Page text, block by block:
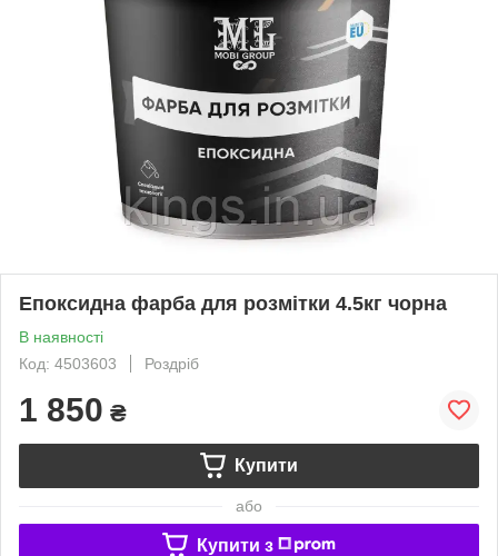
Епоксидна фарба для розмітки 4.5кг чорна
В наявності
Код: 4503603
Роздріб
1 850 ₴
Купити
або
Купити з